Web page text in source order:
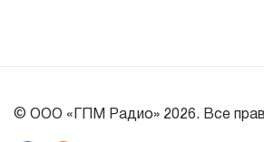
© ООО «ГПМ Радио» 2026. Все